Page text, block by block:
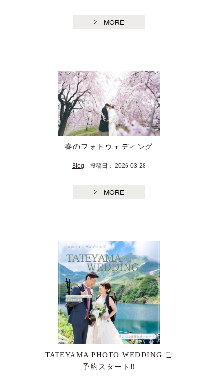
MORE
春のフォトウェディング
Blog 投稿日： 2026-03-28
MORE
TATEYAMA PHOTO WEDDING ご
予約スタート‼︎